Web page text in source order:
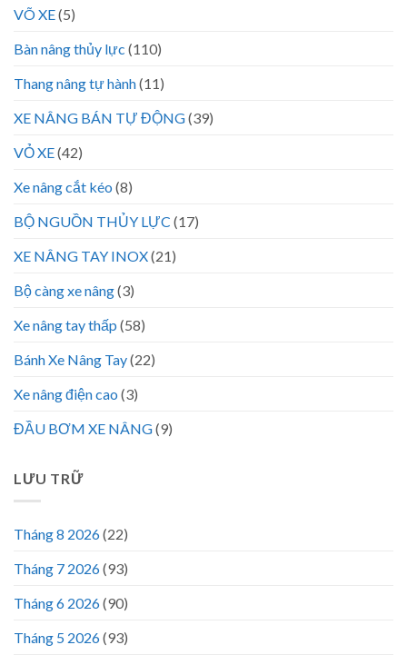
VÕ XE(5)
Bàn nâng thủy lực (110)
Thang nâng tự hành(11)
XE NÂNG BÁN TỰ ĐỘNG(39)
VỎ XE(42)
Xe nâng cắt kéo (8)
BỘ NGUỒN THỦY LỰC (17)
XE NÂNG TAY INOX(21)
Bộ càng xe nâng(3)
Xe nâng tay thấp (58)
Bánh Xe Nâng Tay(22)
Xe nâng điện cao (3)
ĐẦU BƠM XE NÂNG(9)
LƯU TRỮ
Tháng 8 2026(22)
Tháng 7 2026(93)
Tháng 6 2026(90)
Tháng 5 2026(93)